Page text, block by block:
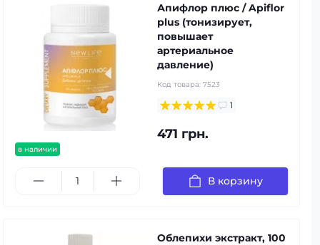
в наличии
Апифлор плюс / Apiflor
plus (тонизирует,
повышает
артериальное
давление)
Код товара: 7523
1
471 грн.
В корзину
Облепихи экстракт, 100